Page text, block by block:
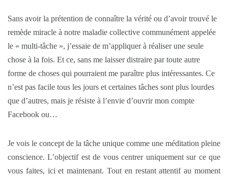
Sans avoir la prétention de connaître la vérité ou d’avoir trouvé le
remède miracle à notre maladie collective communément appelée
le « multi-tâche », j’essaie de m’appliquer à réaliser une seule
chose à la fois. Et ce, sans me laisser distraire par toute autre
forme de choses qui pourraient me paraître plus intéressantes. Ce
n’est pas facile tous les jours et certaines tâches sont plus lourdes
que d’autres, mais je résiste à l’envie d’ouvrir mon compte
Facebook ou…
Je vois le concept de la tâche unique comme une méditation pleine
conscience. L’objectif est de vous centrer uniquement sur ce que
vous faites, ici et maintenant. Tout en restant attentif au moment